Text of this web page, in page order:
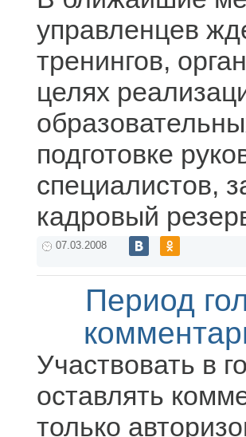
управленцев
тренингов,
целях
подготовке
специалистов,
кадровый
07.03.2008
Период
Участвовать в
оставлять
только